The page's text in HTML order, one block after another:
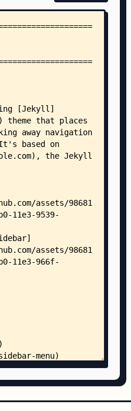
whats-jekyll.md
example-content.md
introducing-lanyon.md